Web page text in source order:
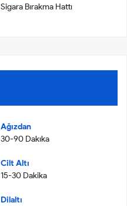
Sigara Bırakma Hattı
Ağızdan
30-90 Dakıka
Cilt Altı
15-30 Dakika
Dilaltı